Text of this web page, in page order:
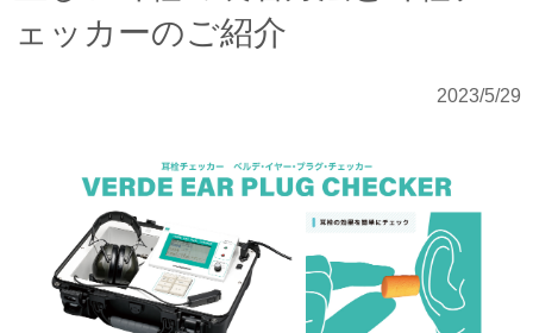
ェッカーのご紹介
2023/5/29